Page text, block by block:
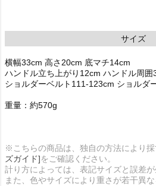
サイズ
横幅33cm 高さ20cm 底マチ14cm
ハンドル立ち上がり12cm ハンドル周囲
ショルダーベルト111-123cm ショルダ
重量：約570g
※こちらの商品は、独自の方法により
ズガイド]をご確認ください。
計り方によっては、表記サイズと誤差が
また、色やサイズにより重さが若干異な